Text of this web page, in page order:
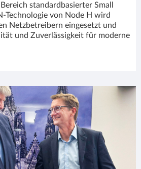
standardbasierter Small
Technologie von Node H wird
Netzbetreibern eingesetzt und
und Zuverlässigkeit für moderne